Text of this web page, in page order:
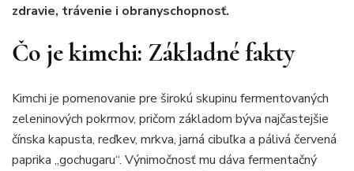
zdravie, trávenie i obranyschopnosť.
Čo je kimchi: Základné fakty
Kimchi je pomenovanie pre širokú skupinu fermentovaných
zeleninových pokrmov, pričom základom býva najčastejšie
čínska kapusta, reďkev, mrkva, jarná cibuľka a pálivá červená
paprika „gochugaru“. Výnimočnosť mu dáva fermentačný